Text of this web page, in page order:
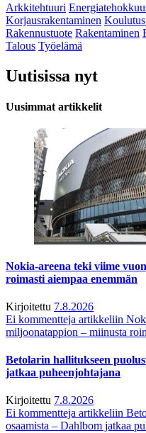
Arkkitehtuuri
Korjausrakentaminen
Rakennustuote Rakentaminen
Talous Työelämä
Uutisissa nyt
Uusimmat artikkelit
Nokia-areena teki viime
roimasti aiempaa enemmän
Kirjoitettu 7.8.2026
Ei kommentteja artikkeliin
miljoonatappion – miinusta
Betolarin hallitukseen
jatkaa puheenjohtajana
Kirjoitettu 7.8.2026
Ei kommentteja artikkeliin
osaamista – Dahlbom jatkaa